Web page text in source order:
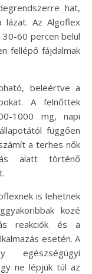
hat,
lázat. Az Algoflex
30-60 percen belül
fellépő fájdalmak
beleértve a
A felnőttek
1000 mg, napi
függően
a terhes nők
alatt történő
is lehetnek
közé
reakciók és a
esetén. A
egészségügyi
ne lépjük túl az